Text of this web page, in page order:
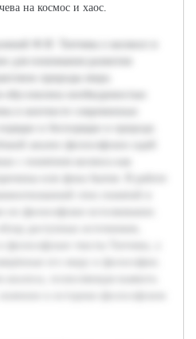
на космос и хаос.